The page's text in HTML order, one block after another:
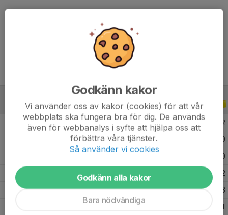
21 år
ALLA SERIER ALLA ÅR
4 2 0 2
0
0
2023 2
2022 49 6 1 3
1
Godkänn kakor
Vi använder oss av kakor (cookies) för att vår
webbplats ska fungera bra för dig. De används
även för webbanalys i syfte att hjälpa oss att
förbättra våra tjänster.
Så använder vi cookies
Godkänn alla kakor
Bara nödvändiga